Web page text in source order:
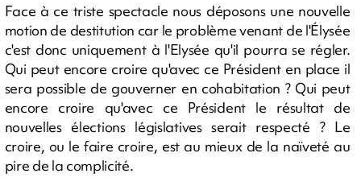
Face à ce triste spectacle nous déposons une nouvelle
motion de destitution car le problème venant de l'Élysée
c'est donc uniquement à l'Elysée qu'il pourra se régler.
Qui peut encore croire qu'avec ce Président en place il
sera possible de gouverner en cohabitation ? Qui peut
encore croire qu'avec ce Président le résultat de
nouvelles élections législatives serait respecté ? Le
croire, ou le faire croire, est au mieux de la naïveté au
pire de la complicité.